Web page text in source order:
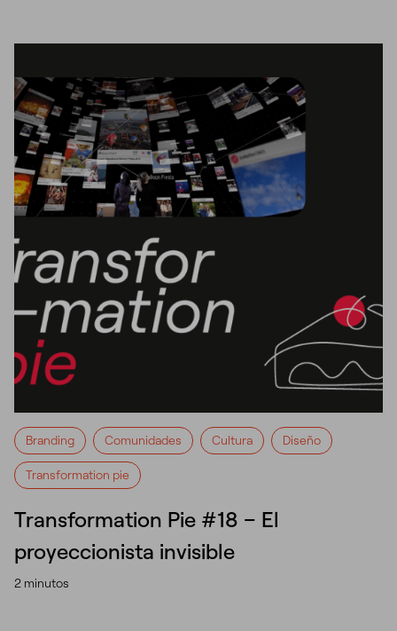
Branding Comunidades Cultura Diseño
Transformation pie
Transformation Pie #18 – El
proyeccionista invisible
2 minutos